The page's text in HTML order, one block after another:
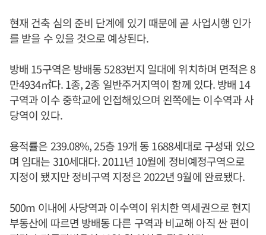
현재 건축 심의 준비 단계에 있기 때문에 곧 사업시행 인가
를 받을 수 있을 것으로 예상된다.
방배 15구역은 방배동 5283번지 일대에 위치하며 면적은 8
만4934㎡다. 1종, 2종 일반주거지역이 함께 있다. 방배 14
구역과 이수 중학교에 인접해있으며 왼쪽에는 이수역과 사
당역이 있다.
용적률은 239.08%, 25층 19개 동 1688세대로 구성돼 있으
며 임대는 310세대다. 2011년 10월에 정비예정구역으로
지정이 됐지만 정비구역 지정은 2022년 9월에 완료됐다.
500m 이내에 사당역과 이수역이 위치한 역세권으로 현지
부동산에 따르면 방배동 다른 구역과 비교해 아직 싼 편이